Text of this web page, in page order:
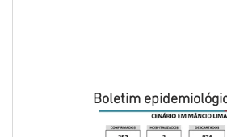
Boletim